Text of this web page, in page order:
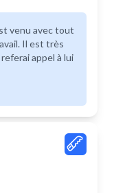
venu avec tout
Il est très
appel à lui